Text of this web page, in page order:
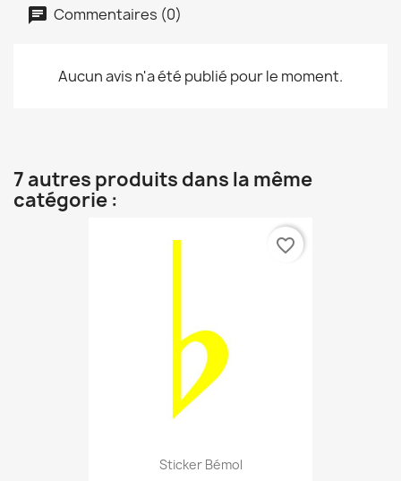
Commentaires (0)
Aucun avis n'a été publié pour le moment.
7 autres produits dans la même
catégorie :
Sticker Bémol
favorite_border